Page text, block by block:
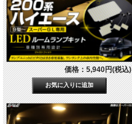
価格：5,940円(税込)